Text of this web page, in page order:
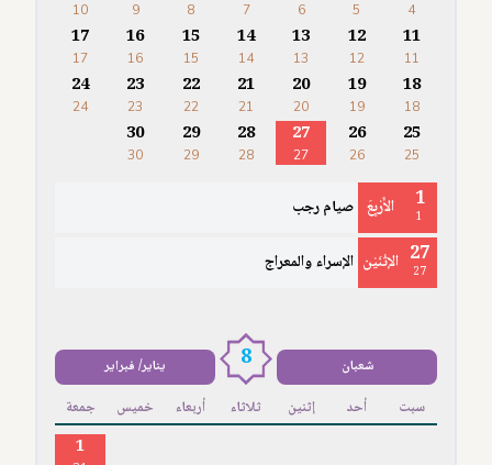
4
5
6
7
8
9
10
11
11
12
12
13
13
14
14
15
15
16
16
17
17
18
18
19
19
20
20
21
21
22
22
23
23
24
24
25
25
26
26
27
27
28
28
29
29
30
30
1
1 الأَرْبِعَ صيام رجب
27
27 الإثْنَيْن الإسراء والمعراج
شعبان 8 يناير/ فبراير
سبت أحد إثنين ثلاثاء أربعاء خميس جمعة
1